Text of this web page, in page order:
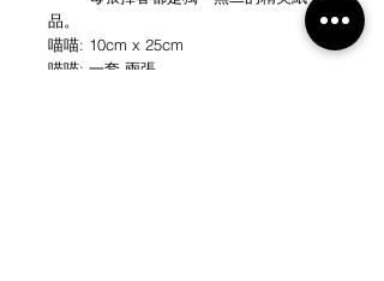
品。
喵喵: 10cm x 25cm
喵喵: 一套 兩張